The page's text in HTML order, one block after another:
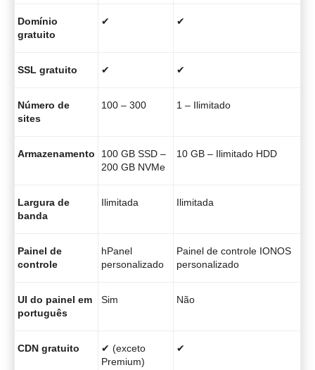
Domínio
gratuito
✔ ✔
SSL gratuito ✔ ✔
Número de
sites
100 – 300 1 – Ilimitado
Armazenamento
100 GB SSD –
200 GB NVMe
10 GB – Ilimitado HDD
Largura de
banda
Ilimitada Ilimitada
Painel de
controle
hPanel
personalizado
Painel de controle IONOS
personalizado
UI do painel em
português
Sim Não
CDN gratuito
✔ (exceto
Premium)
✔